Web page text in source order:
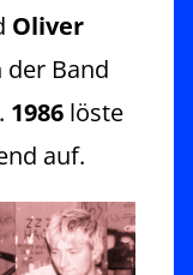
Oliver
der Band
. 1986 löste
auf.